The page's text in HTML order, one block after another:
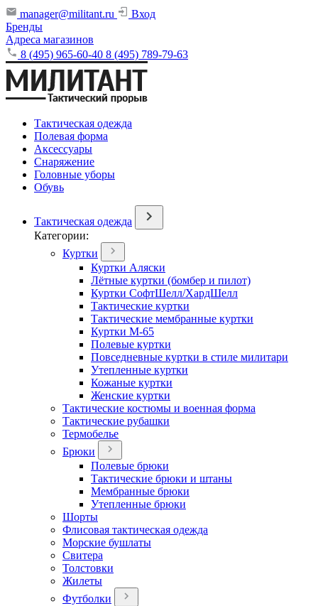
manager@militant.ru
Вход
Бренды
Адреса магазинов
8 (495) 965-60-40 8 (495) 789-79-63
Тактическая одежда
Полевая форма
Аксессуары
Снаряжение
Головные уборы
Обувь
Тактическая одежда
Категории:
Куртки
Куртки Аляски
Лётные куртки (бомбер и пилот)
Куртки СофтШелл/ХардШелл
Тактические куртки
Тактические мембранные куртки
Куртки М-65
Полевые куртки
Повседневные куртки в стиле милитари
Утепленные куртки
Кожаные куртки
Женские куртки
Тактические костюмы и военная форма
Тактические рубашки
Термобелье
Брюки
Полевые брюки
Тактические брюки и штаны
Мембранные брюки
Утепленные брюки
Шорты
Флисовая тактическая одежда
Морские бушлаты
Свитера
Толстовки
Жилеты
Футболки